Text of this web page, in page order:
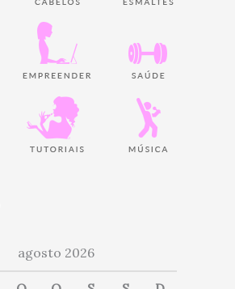
agosto 2026